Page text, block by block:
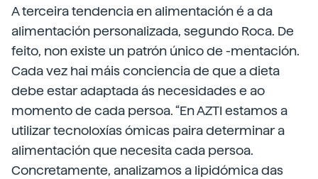
A terceira tendencia en alimentación é a da
alimentación personalizada, segundo Roca. De
feito, non existe un patrón único de -mentación.
Cada vez hai máis conciencia de que a dieta
debe estar adaptada ás necesidades e ao
momento de cada persoa. “En AZTI estamos a
utilizar tecnoloxías ómicas paira determinar a
alimentación que necesita cada persoa.
Concretamente, analizamos a lipidómica das